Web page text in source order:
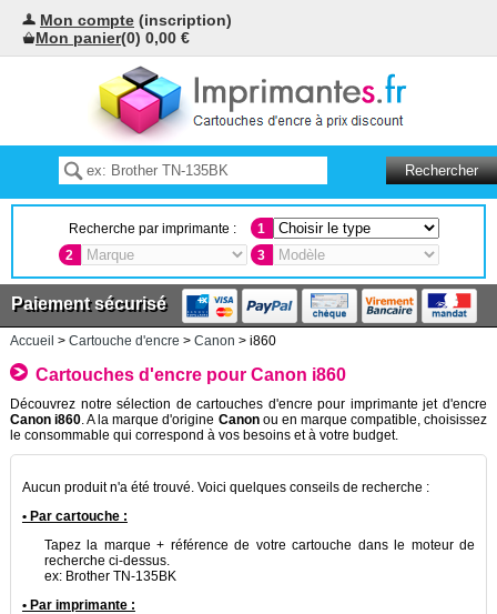
Mon compte (inscription)
Mon panier(0) 0,00 €
Recherche par imprimante :
1
2
3
Paiement sécurisé
Accueil > Cartouche d'encre > Canon > i860
Cartouches d'encre pour Canon i860
Découvrez notre sélection de cartouches d'encre pour imprimante jet d'encre
Canon i860 . A la marque d'origine Canonou en marque compatible, choisissez
le consommable qui correspond à vos besoins et à votre budget.
Aucun produit n'a été trouvé. Voici quelques conseils de recherche :
• Par cartouche :
Tapez la marque + référence de votre cartouche dans le moteur de
recherche ci-dessus.
ex: Brother TN-135BK
• Par imprimante :